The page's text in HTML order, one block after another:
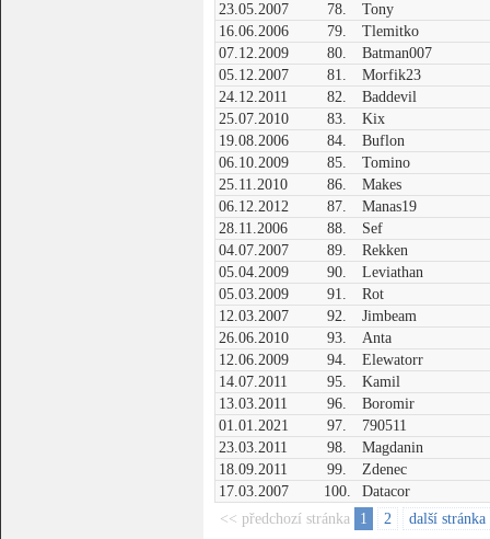
23.05.2007
78.
Tony
16.06.2006
79.
Tlemitko
07.12.2009
80.
Batman007
05.12.2007
81.
Morfik23
24.12.2011
82.
Baddevil
25.07.2010
83.
Kix
19.08.2006
84.
Buflon
06.10.2009
85.
Tomino
25.11.2010
86.
Makes
06.12.2012
87.
Manas19
28.11.2006
88.
Sef
04.07.2007
89.
Rekken
05.04.2009
90.
Leviathan
05.03.2009
91.
Rot
12.03.2007
92.
Jimbeam
26.06.2010
93.
Anta
12.06.2009
94.
Elewatorr
14.07.2011
95.
Kamil
13.03.2011
96.
Boromir
01.01.2021
97.
790511
23.03.2011
98.
Magdanin
18.09.2011
99.
Zdenec
17.03.2007
100.
Datacor
<< předchozí stránka
1 2 další